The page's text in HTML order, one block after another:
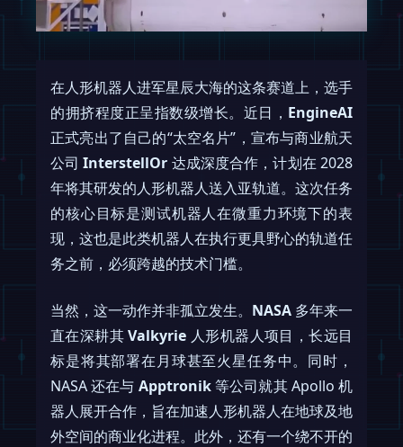
在人形机器人进军星辰大海的这条赛道上，选手
的拥挤程度正呈指数级增长。近日， EngineAI
正式亮出了自己的“太空名片”，宣布与商业航天
公司InterstellOr 达成深度合作，计划在 2028
年将其研发的人形机器人送入亚轨道。这次任务
的核心目标是测试机器人在微重力环境下的表
现，这也是此类机器人在执行更具野心的轨道任
务之前，必须跨越的技术门槛。
当然，这一动作并非孤立发生。 NASA 多年来一
直在深耕其Valkyrie 人形机器人项目，长远目
标是将其部署在月球甚至火星任务中。同时，
NASA 还在与 Apptronik等公司就其 Apollo 机
器人展开合作，旨在加速人形机器人在地球及地
外空间的商业化进程。此外，还有一个绕不开的